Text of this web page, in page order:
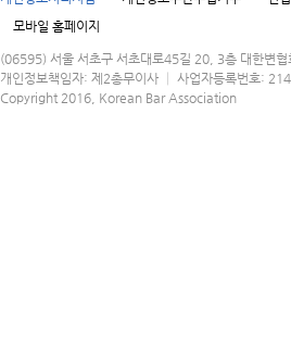
모바일 홈페이지
(06595) 서울 서초구 서초대로45길 20, 3층 대한변
개인정보책임자: 제2총무이사 │ 사업자등록번호:
Copyright 2016, Korean Bar Association